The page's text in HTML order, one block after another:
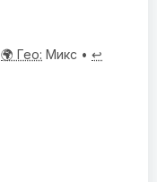
🌍 Гео: Микс • ↩️